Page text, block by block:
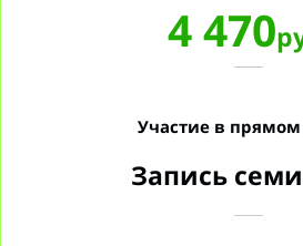
4 470
Участие в
Запись